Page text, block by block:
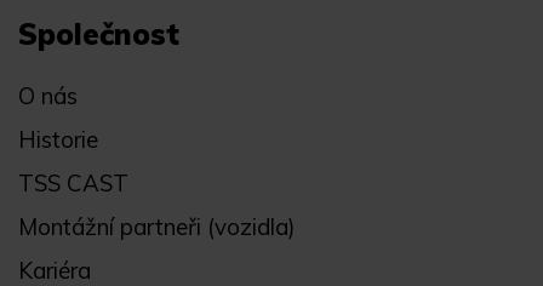
Společnost
O nás
Historie
TSS CAST
Montážní partneři (vozidla)
Kariéra